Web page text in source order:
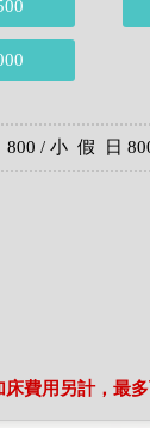
/ 小 假 日
費用另計，最多